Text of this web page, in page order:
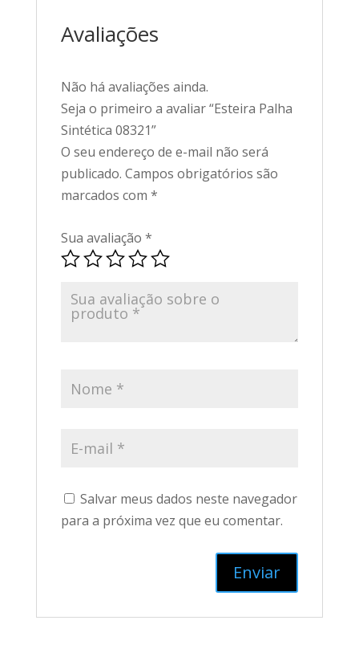
Avaliações
Não há avaliações ainda.
Seja o primeiro a avaliar “Esteira Palha
Sintética 08321”
O seu endereço de e-mail não será
publicado. Campos obrigatórios são
marcados com *
Sua avaliação *
Salvar meus dados neste navegador
para a próxima vez que eu comentar.